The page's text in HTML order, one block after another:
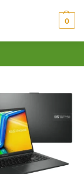
0